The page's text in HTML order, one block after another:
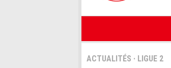
ACTUALITÉS · LIGUE 2